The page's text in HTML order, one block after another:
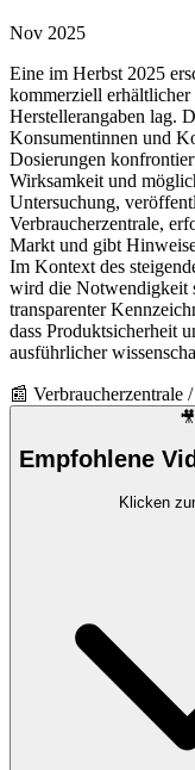
Nov 2025
Eine im Herbst 2025
kommerziell
Herstellerangaben lag.
Konsumentinnen und
Dosierungen
Wirksamkeit und
Untersuchung,
Verbraucherzentrale,
Markt und gibt
Im Kontext des
wird die Notwendigkeit
transparenter
dass Produktsicherheit
ausführlicher
📰 Verbraucherzentrale
🎥
Empfohlene
Klicken